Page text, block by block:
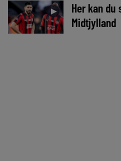
►
Her kan du
Midtjylland